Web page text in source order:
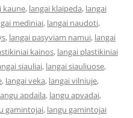
kaune, langai klaipeda, langai
mediniai, langai naudoti,
, langai pasyviam namui, langai
kainos, langai plastikiniai
siauliai, langai siauliuose,
, langai veka, langai vilniuje,
apdaila, langu apvadai,
gamintojai, langu gamintojai